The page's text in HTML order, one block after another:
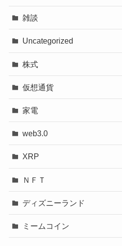
雑談
Uncategorized
株式
仮想通貨
家電
web3.0
XRP
ＮＦＴ
ディズニーランド
ミームコイン